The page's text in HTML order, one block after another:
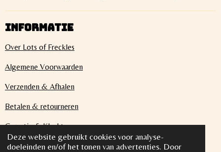
Deze website gebruikt cookies voor analyse-
doeleinden en/of het tonen van advertenties. Door
INFORMATIE
Over Lots of Freckles
Algemene Voorwaarden
Verzenden & Afhalen
Betalen & retourneren
Garantie & Klachten
Privacybeleid